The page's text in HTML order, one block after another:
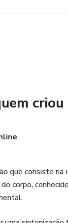
que consiste
corpo,